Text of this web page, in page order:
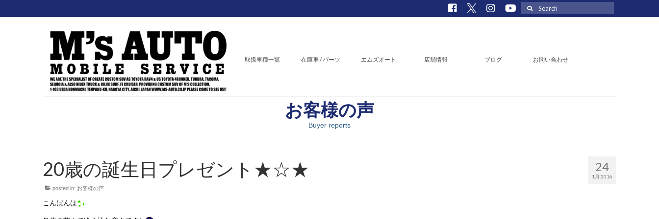
Search
for:
取扱車種一覧 在庫車 / パーツ エムズオート 店舗情報 ブログ お問い合わせ
お客様の声
Buyer reports
24
1月 2016
20歳の誕生日プレゼント★☆★
posted in: お客様の声
こんばんは